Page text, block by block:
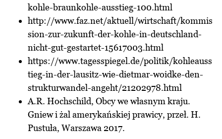
kohle-braunkohle-ausstieg-100.html
http://www.faz.net/aktuell/wirtschaft/kommis
sion-zur-zukunft-der-kohle-in-deutschland-
nicht-gut-gestartet-15617003.html
https://www.tagesspiegel.de/politik/kohleauss
tieg-in-der-lausitz-wie-dietmar-woidke-den-
strukturwandel-angeht/21202978.html
A.R. Hochschild, Obcy we własnym kraju.
Gniew i żal amerykańskiej prawicy, przeł. H.
Pustuła, Warszawa 2017.